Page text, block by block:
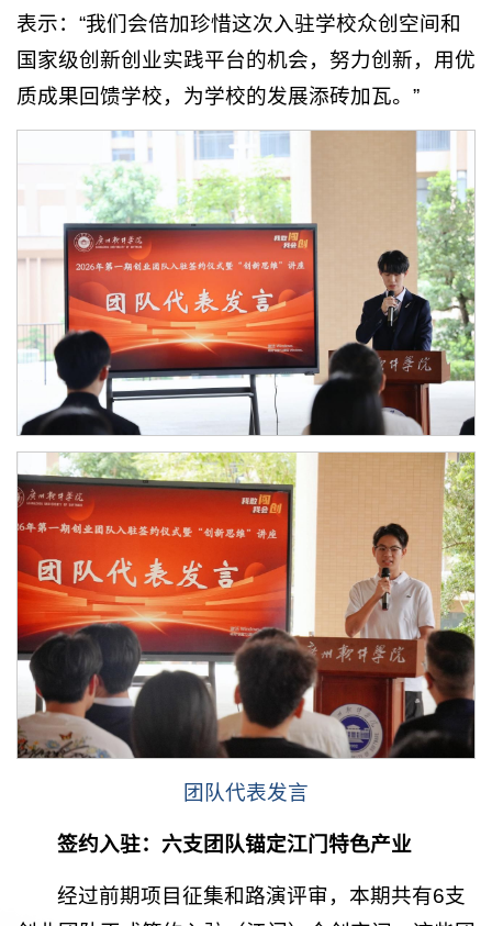
表示：“我们会倍加珍惜这次入驻学校众创空间和
国家级创新创业实践平台的机会，努力创新，用优
质成果回馈学校，为学校的发展添砖加瓦。”
团队代表发言
签约入驻：六支团队锚定江门特色产业
经过前期项目征集和路演评审，本期共有6支